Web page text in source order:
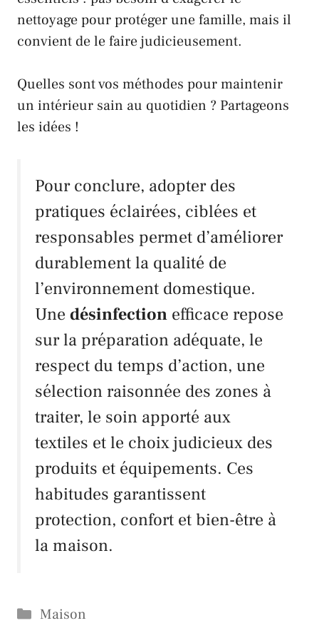
nettoyage pour protéger une famille, mais il
convient de le faire judicieusement.
Quelles sont vos méthodes pour maintenir
un intérieur sain au quotidien ? Partageons
les idées !
Pour conclure, adopter des
pratiques éclairées, ciblées et
responsables permet d’améliorer
durablement la qualité de
l’environnement domestique.
Une désinfection efficace repose
sur la préparation adéquate, le
respect du temps d’action, une
sélection raisonnée des zones à
traiter, le soin apporté aux
textiles et le choix judicieux des
produits et équipements. Ces
habitudes garantissent
protection, confort et bien-être à
la maison.
Catégories
Maison